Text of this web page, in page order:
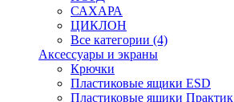
САХАРА
ЦИКЛОН
Все категории (4)
Аксессуары и экраны
Крючки
Пластиковые ящики ESD
Пластиковые ящики Практик